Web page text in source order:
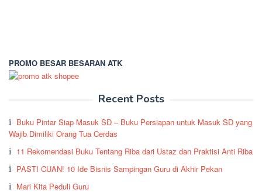
PROMO BESAR BESARAN ATK
Recent Posts
Buku Pintar Siap Masuk SD – Buku Persiapan untuk Masuk SD yang
Wajib Dimiliki Orang Tua Cerdas
11 Rekomendasi Buku Tentang Riba dari Ustaz dan Praktisi Anti Riba
PASTI CUAN! 10 Ide Bisnis Sampingan Guru di Akhir Pekan
Mari Kita Peduli Guru